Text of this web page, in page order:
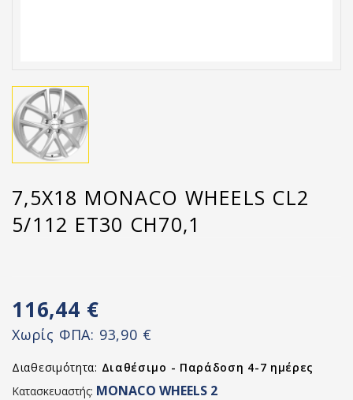
7,5X18 MONACO WHEELS CL2
5/112 ET30 CH70,1
116,44 €
Χωρίς ΦΠΑ: 93,90 €
Διαθεσιμότητα: Διαθέσιμο - Παράδοση 4-7 ημέρες
Κατασκευαστής: MONACO WHEELS 2